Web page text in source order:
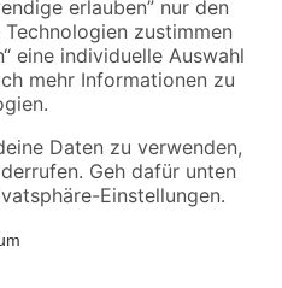
Die dargestellten Angebote sind unter
angegebenen Verfügbarkeiten beziehen
nicht für Artikel mit Speditionsversand, hier